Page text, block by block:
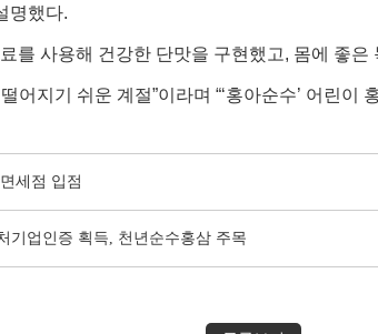
명했다.
를 사용해 건강한 단맛을 구현했고, 몸에 좋은
어지기 쉬운 계절”이라며 “‘홍아순수’ 어린
세점 입점
기업인증 획득, 천년순수홍삼 주목